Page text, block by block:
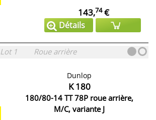
143,74€
Détails
Lot 1 Roue arrière
Dunlop
K 180
180/80-14 TT 78P roue arrière,
M/C, variante J